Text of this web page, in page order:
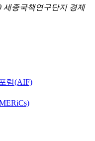
세종국책연구단지 경제
럼(AIF)